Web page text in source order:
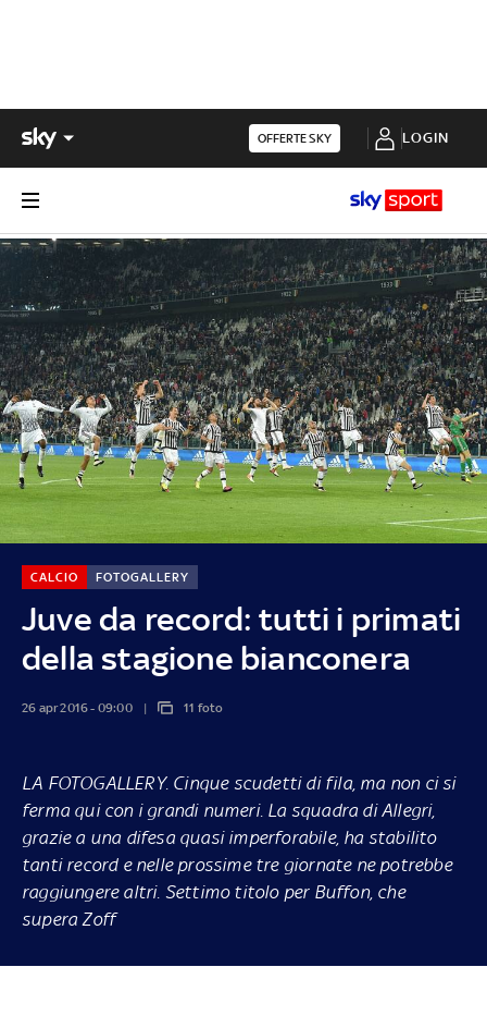
OFFERTE SKY LOGIN
Juve da record: tutti i primati
della stagione bianconera
CALCIO FOTOGALLERY
26 apr 2016 - 09:00 11 foto
LA FOTOGALLERY. Cinque scudetti di fila, ma non ci si
ferma qui con i grandi numeri. La squadra di Allegri,
grazie a una difesa quasi imperforabile, ha stabilito
tanti record e nelle prossime tre giornate ne potrebbe
raggiungere altri. Settimo titolo per Buffon, che
supera Zoff